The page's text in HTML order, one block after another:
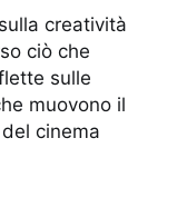
creatività
ciò che
sulle
muovono il
cinema